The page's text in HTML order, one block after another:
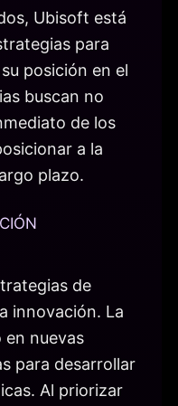
Ubisoft está
para
posición en el
buscan no
de los
a la
plazo.
de
innovación. La
nuevas
para desarrollar
Al priorizar